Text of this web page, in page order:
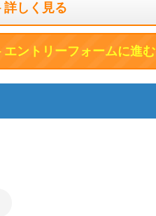
詳しく見る
エントリーフォームに進む